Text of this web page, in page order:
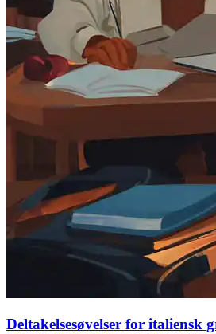
Deltakelsesøvelser for italiensk